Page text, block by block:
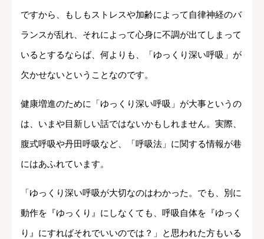
ですから、もしもストレスや加齢によって自律神経のバ
ランスが乱れ、それによって心身に不調が出てしまって
いるとするならば、何よりも、「ゆっくり深い呼吸」が
欠かせないということなのです。
健康増進のために「ゆっくり深い呼吸」が大事というの
は、いまや目新しい話ではないかもしれません。実際、
腹式呼吸や丹田呼吸など、「呼吸法」に関する情報が巷
にはあふれています。
「ゆっくり深い呼吸が大切なのはわかった。でも、別に
動作を『ゆっくり』にしなくても、呼吸自体を『ゆっく
り』にすればそれでいいのでは？」と思われた方もいる